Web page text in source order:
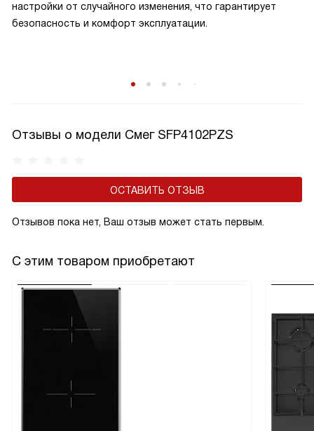
настройки от случайного изменения, что гарантирует
безопасность и комфорт эксплуатации.
Отзывы о модели Смег SFP4102PZS
ОСТАВИТЬ ОТЗЫВ
Отзывов пока нет, Ваш отзыв может стать первым.
С этим товаром приобретают